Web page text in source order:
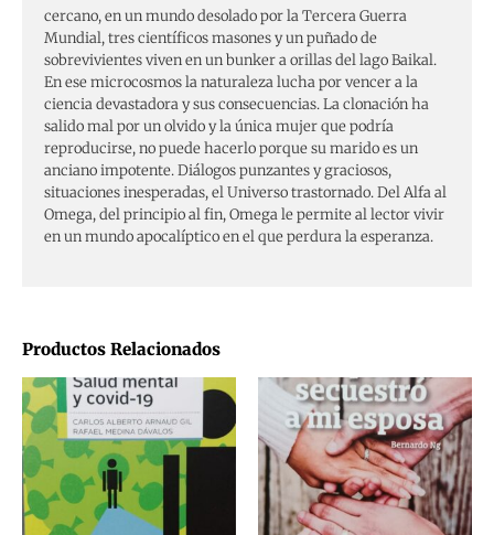
Productos Relacionados
cercano, en un mundo desolado por la Tercera Guerra
Mundial, tres científicos masones y un puñado de
sobrevivientes viven en un bunker a orillas del lago Baikal.
En ese microcosmos la naturaleza lucha por vencer a la
ciencia devastadora y sus consecuencias. La clonación ha
salido mal por un olvido y la única mujer que podría
reproducirse, no puede hacerlo porque su marido es un
anciano impotente. Diálogos punzantes y graciosos,
situaciones inesperadas, el Universo trastornado. Del Alfa al
Omega, del principio al fin, Omega le permite al lector vivir
en un mundo apocalíptico en el que perdura la esperanza.